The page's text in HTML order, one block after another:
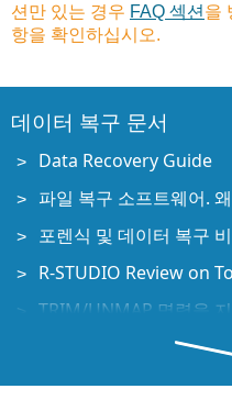
션만 있는 경우 FAQ 섹션 을
항을 확인하십시오.
데이터 복구 문서
Data Recovery Guide
파일 복구 소프트웨어.
포렌식 및 데이터 복구
R-STUDIO Review on
TRIM/UNMAP 명령을